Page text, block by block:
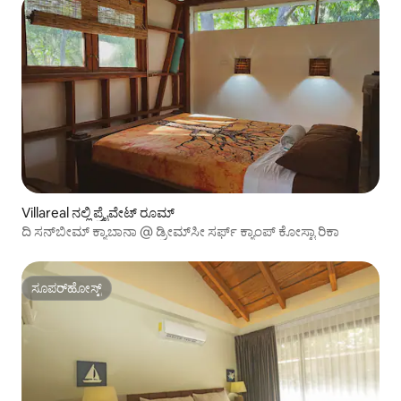
Villareal ನಲ್ಲಿ ಪ್ರೈವೇಟ್ ರೂಮ್
ದಿ ಸನ್‌ಬೀಮ್ ಕ್ಯಾಬಾನಾ @ ಡ್ರೀಮ್‌ಸೀ ಸರ್ಫ್ ಕ್ಯಾಂಪ್ ಕೋಸ್ಟಾ ರಿಕಾ
ಸೂಪರ್‌ಹೋಸ್ಟ್
ಸೂಪರ್‌ಹೋಸ್ಟ್